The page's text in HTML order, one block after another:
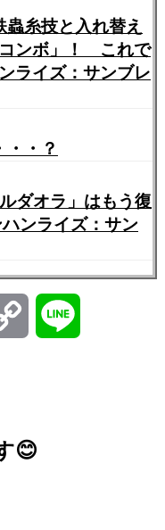
蟲糸技と入れ替え
ンボ」！ これで
ライズ：サンブレ
・・？
ダオラ」はもう復
ンライズ：サン
Copy
😊